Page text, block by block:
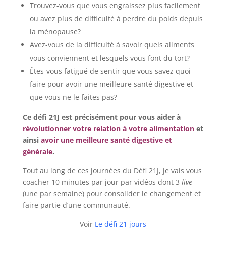
Trouvez-vous que vous engraissez plus facilement
ou avez plus de difficulté à perdre du poids depuis
la ménopause?
Avez-vous de la difficulté à savoir quels aliments
vous conviennent et lesquels vous font du tort?
Êtes-vous fatigué de sentir que vous savez quoi
faire pour avoir une meilleure santé digestive et
que vous ne le faites pas?
Ce défi 21J est précisément pour vous aider à
révolutionner votre relation à votre alimentation et
ainsi avoir une meilleure santé digestive et
générale.
Tout au long de ces journées du Défi 21J, je vais vous
coacher 10 minutes par jour par vidéos dont 3 live
(une par semaine) pour consolider le changement et
faire partie d’une communauté.
VoirLe défi 21 jours